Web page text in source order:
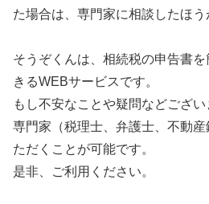
た場合は、専門家に相談したほう
そうぞくんは、相続税の申告書
きるWEBサービスです。
もし不安なことや疑問などござ
専門家（税理士、弁護士、不動
ただくことが可能です。
是非、ご利用ください。